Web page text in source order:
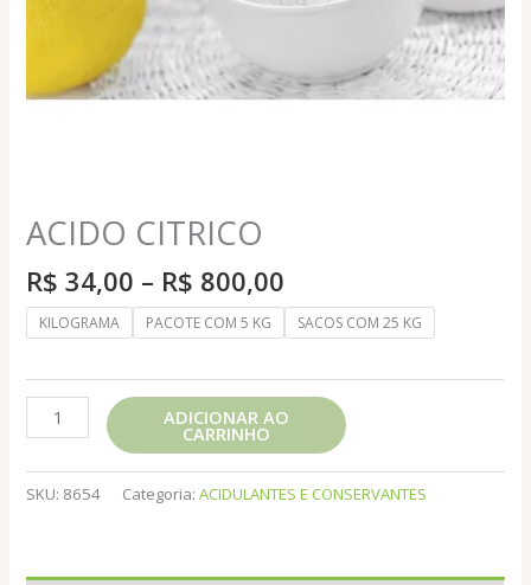
ACIDO CITRICO
R$ 34,00 – R$ 800,00
de
preço:
através
R$ 800,00
KILOGRAMA PACOTE COM 5 KG SACOS COM 25 KG
ACIDO
CITRICO
ADICIONAR AO
CARRINHO
SKU: 8654 Categoria:ACIDULANTES E CONSERVANTES